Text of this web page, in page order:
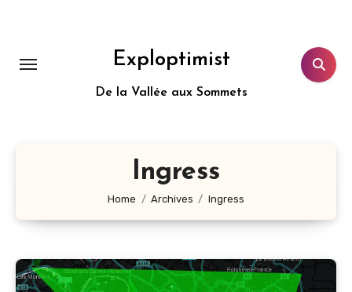
Exploptimist
De la Vallée aux Sommets
Ingress
Home Archives Ingress